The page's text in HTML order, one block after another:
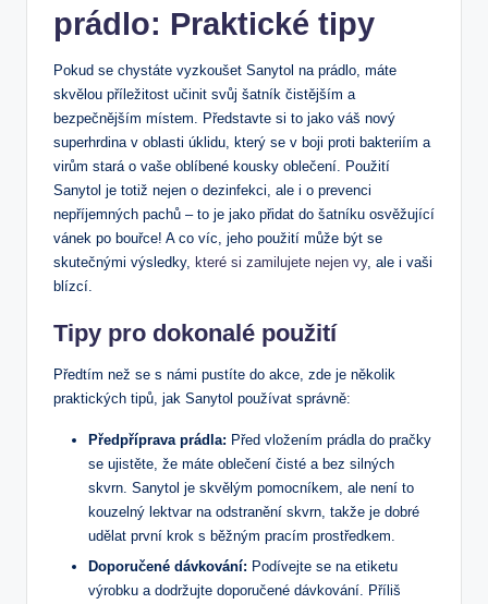
prádlo: Praktické tipy
Pokud se chystáte vyzkoušet Sanytol na prádlo, máte
skvělou příležitost učinit svůj šatník čistějším a
bezpečnějším místem. Představte si to jako váš nový
superhrdina v oblasti úklidu, který se v boji proti bakteriím a
virům stará o vaše oblíbené kousky oblečení. Použití
Sanytol je totiž nejen o dezinfekci, ale i o prevenci
nepříjemných pachů – to je jako přidat do šatníku osvěžující
vánek po bouřce! A co víc, jeho použití může být se
skutečnými výsledky, které si zamilujete nejen vy, ale i vaši
blízcí.
Tipy pro dokonalé použití
Předtím než se s námi pustíte do akce, zde je několik
praktických tipů, jak Sanytol používat správně:
Předpříprava prádla: Před vložením prádla do pračky
se ujistěte, že máte oblečení čisté a bez silných
skvrn. Sanytol je skvělým pomocníkem, ale není to
kouzelný lektvar na odstranění skvrn, takže je dobré
udělat první krok s běžným pracím prostředkem.
Doporučené dávkování: Podívejte se na etiketu
výrobku a dodržujte doporučené dávkování. Příliš